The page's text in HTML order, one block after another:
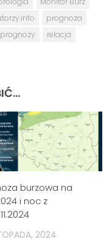
prognoza
prognozy
relacja
burzowa na
i noc z
2024